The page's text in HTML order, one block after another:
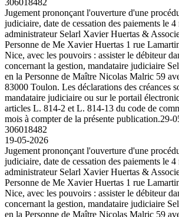
Jugement prononçant l'ouverture d'une
judiciaire, date de cessation des paiements le
administrateur Selarl Xavier Huertas &
Personne de Me Xavier Huertas 1 rue
Nice, avec les pouvoirs : assister le débiteur
concernant la gestion, mandataire judiciaire
en la Personne de Maître Nicolas Malric 59
83000 Toulon. Les déclarations des créances
mandataire judiciaire ou sur le portail
articles L. 814-2 et L. 814-13 du code de
mois à compter de la présente publication.29-
306018482
19-05-2026
Jugement prononçant l'ouverture d'une
judiciaire, date de cessation des paiements le
administrateur Selarl Xavier Huertas &
Personne de Me Xavier Huertas 1 rue
Nice, avec les pouvoirs : assister le débiteur
concernant la gestion, mandataire judiciaire
en la Personne de Maître Nicolas Malric 59